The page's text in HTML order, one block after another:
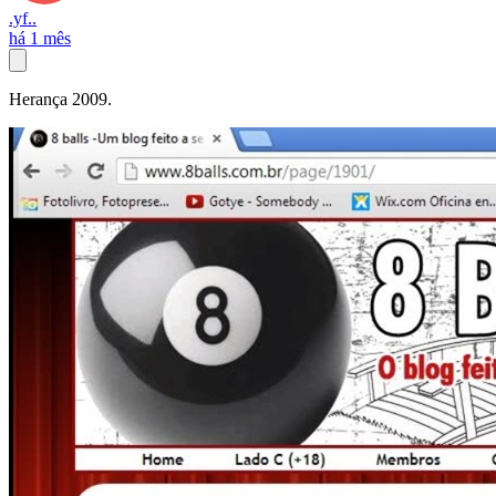
.yf..
há 1 mês
Herança 2009.